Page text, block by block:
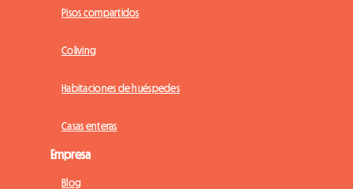
Pisos compartidos
Coliving
Habitaciones de huéspedes
Casas enteras
Empresa
Blog